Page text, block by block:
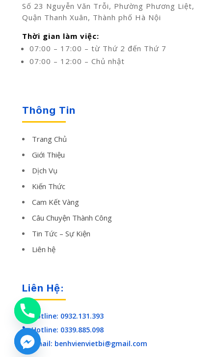
Số 23 Nguyễn Văn Trỗi, Phường Phương Liệt,
Quận Thanh Xuân, Thành phố Hà Nội
Thời gian làm việc:
07:00 – 17:00 – từ Thứ 2 đến Thứ 7
07:00 – 12:00 – Chủ nhật
Thông Tin
Trang Chủ
Giới Thiệu
Dịch Vụ
Kiến Thức
Cam Kết Vàng
Câu Chuyện Thành Công
Tin Tức – Sự Kiện
Liên hệ
Liên Hệ:
 Hotline: 0932.131.393
 Hotline: 0339.885.098
 Email: benhvienvietbi@gmail.com